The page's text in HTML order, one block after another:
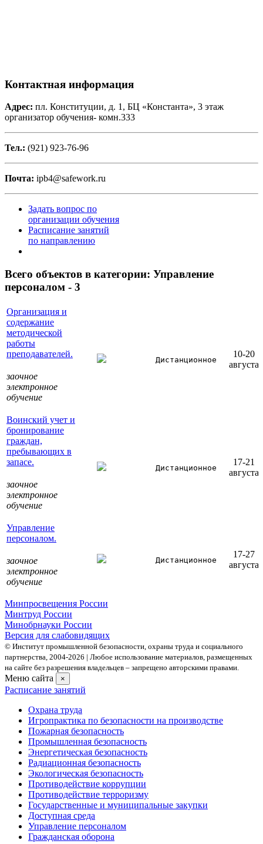
Контактная информация
Адрес: пл. Конституции, д. 1, БЦ «Константа», 3 этаж
организатор обучения- комн.333
Тел.: (921) 923-76-96
Почта: ipb4@safework.ru
Задать вопрос по
организации обучения
Расписание занятий
по направлению
Всего объектов в категории: Управление
персоналом - 3
Организация и
содержание
методической
работы
преподавателей.
заочное
электронное
обучение
Дистанционное
10-20
августа
Воинский учет и
бронирование
граждан,
пребывающих в
запасе.
заочное
электронное
обучение
Дистанционное
17-21
августа
Управление
персоналом.
заочное
электронное
обучение
Дистанционное
17-27
августа
Минпросвещения России
Минтруд России
Минобрнауки России
Версия для слабовидящих
© Институт промышленной безопасности, охраны труда и социального
партнерства, 2004- 2026 | Любое использование материалов, размещенных
на сайте без разрешения владельцев – запрещено авторскими правами.
Меню сайта ×
Расписание занятий
Охрана труда
Игропрактика по безопасности на производстве
Пожарная безопасность
Промышленная безопасность
Энергетическая безопасность
Радиационная безопасность
Экологическая безопасность
Противодействие коррупции
Противодействие терроризму
Государственные и муниципальные закупки
Доступная среда
Управление персоналом
Гражданская оборона